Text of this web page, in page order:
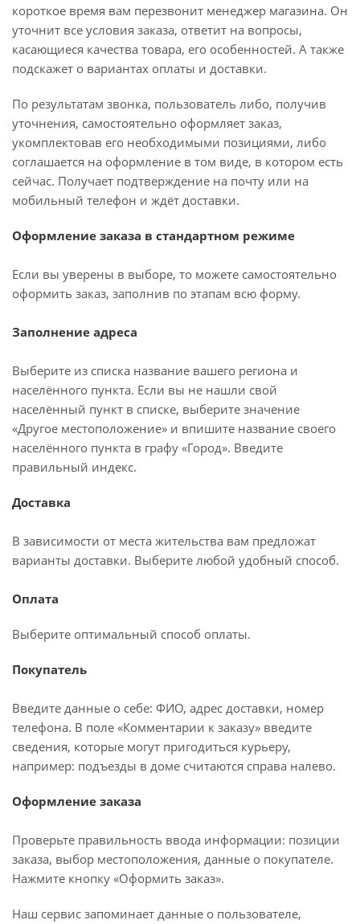
короткое время вам перезвонит менеджер магазина. Он
уточнит все условия заказа, ответит на вопросы,
касающиеся качества товара, его особенностей. А также
подскажет о вариантах оплаты и доставки.
По результатам звонка, пользователь либо, получив
уточнения, самостоятельно оформляет заказ,
укомплектовав его необходимыми позициями, либо
соглашается на оформление в том виде, в котором есть
сейчас. Получает подтверждение на почту или на
мобильный телефон и ждёт доставки.
Оформление заказа в стандартном режиме
Если вы уверены в выборе, то можете самостоятельно
оформить заказ, заполнив по этапам всю форму.
Заполнение адреса
Выберите из списка название вашего региона и
населённого пункта. Если вы не нашли свой
населённый пункт в списке, выберите значение
«Другое местоположение» и впишите название своего
населённого пункта в графу «Город». Введите
правильный индекс.
Доставка
В зависимости от места жительства вам предложат
варианты доставки. Выберите любой удобный способ.
Оплата
Выберите оптимальный способ оплаты.
Покупатель
Введите данные о себе: ФИО, адрес доставки, номер
телефона. В поле «Комментарии к заказу» введите
сведения, которые могут пригодиться курьеру,
например: подъезды в доме считаются справа налево.
Оформление заказа
Проверьте правильность ввода информации: позиции
заказа, выбор местоположения, данные о покупателе.
Нажмите кнопку «Оформить заказ».
Наш сервис запоминает данные о пользователе,